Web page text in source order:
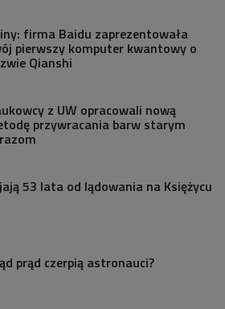
firma Baidu zaprezentowała
pierwszy komputer kwantowy o
Qianshi
z UW opracowali nową
przywracania barw starym
53 lata od lądowania na Księżycu
prąd czerpią astronauci?